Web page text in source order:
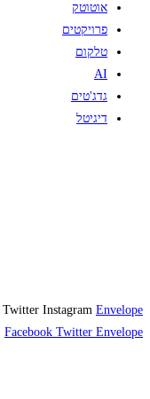
אוטוטק
פרויקטים
טלקום
AI
גדג'טים
דיגיטל
Twitter Instagram Envelope
Facebook Twitter Envelope